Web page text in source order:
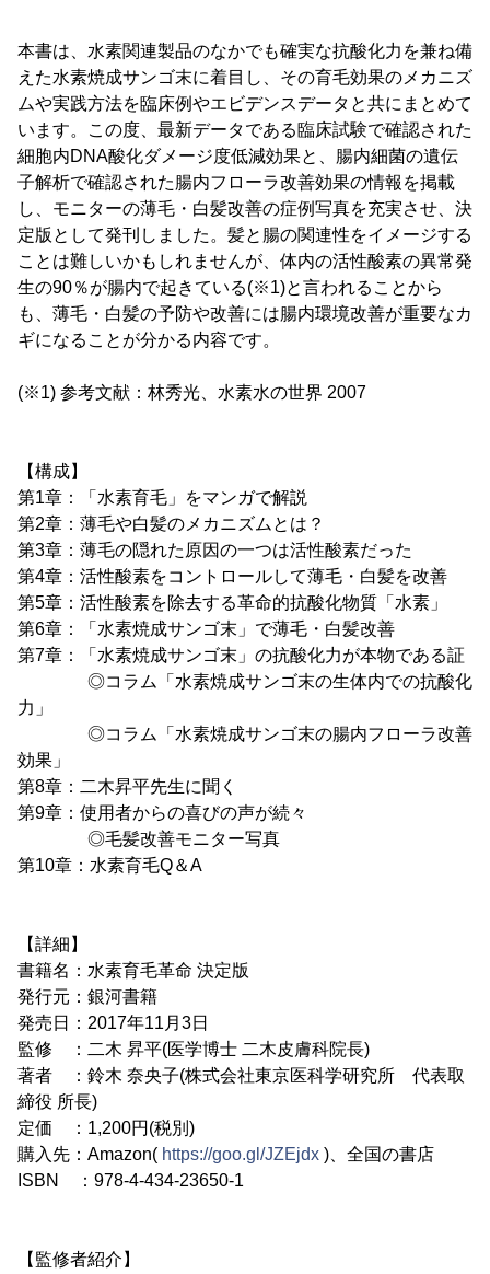
本書は、水素関連製品のなかでも確実な抗酸化力を兼ね備
えた水素焼成サンゴ末に着目し、その育毛効果のメカニズ
ムや実践方法を臨床例やエビデンスデータと共にまとめて
います。この度、最新データである臨床試験で確認された
細胞内DNA酸化ダメージ度低減効果と、腸内細菌の遺伝
子解析で確認された腸内フローラ改善効果の情報を掲載
し、モニターの薄毛・白髪改善の症例写真を充実させ、決
定版として発刊しました。髪と腸の関連性をイメージする
ことは難しいかもしれませんが、体内の活性酸素の異常発
生の90％が腸内で起きている(※1)と言われることから
も、薄毛・白髪の予防や改善には腸内環境改善が重要なカ
ギになることが分かる内容です。
(※1) 参考文献：林秀光、水素水の世界 2007
【構成】
第1章：「水素育毛」をマンガで解説
第2章：薄毛や白髪のメカニズムとは？
第3章：薄毛の隠れた原因の一つは活性酸素だった
第4章：活性酸素をコントロールして薄毛・白髪を改善
第5章：活性酸素を除去する革命的抗酸化物質「水素」
第6章：「水素焼成サンゴ末」で薄毛・白髪改善
第7章：「水素焼成サンゴ末」の抗酸化力が本物である証
◎コラム「水素焼成サンゴ末の生体内での抗酸化
力」
◎コラム「水素焼成サンゴ末の腸内フローラ改善
効果」
第8章：二木昇平先生に聞く
第9章：使用者からの喜びの声が続々
◎毛髪改善モニター写真
第10章：水素育毛Q＆A
【詳細】
書籍名：水素育毛革命 決定版
発行元：銀河書籍
発売日：2017年11月3日
監修 ：二木 昇平(医学博士 二木皮膚科院長)
著者 ：鈴木 奈央子(株式会社東京医科学研究所 代表取
締役 所長)
定価 ：1,200円(税別)
購入先：Amazon( https://goo.gl/JZEjdx )、全国の書店
ISBN ：978-4-434-23650-1
【監修者紹介】